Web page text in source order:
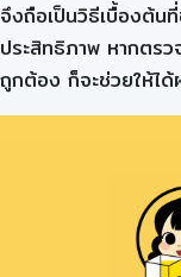
จึงถือเป็นวิธีเบื้องต้น
ประสิทธิภาพ หากตรว
ถูกต้อง ก็จะช่วยให้ไ